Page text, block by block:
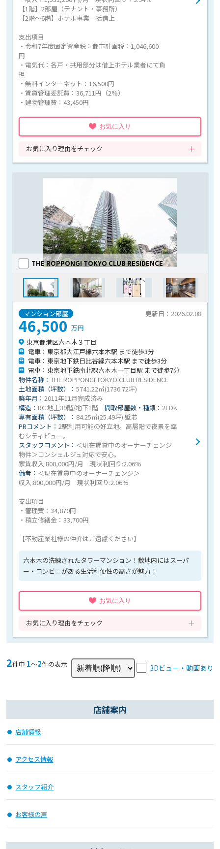
【1階】2部屋（テナント・事務所）
【2階〜6階】ホテル事業一括借上
支出項目
・令和7年度固定資産税：都市計画税：1,046,600
円
・電気代：各戸・共用部分は借上ホテル業者にて負
担
・無料インターネット：16,500円
・賃貸管理委託費：36,711円（2%）
・建物管理費：43,450円
お気に入り
お気に入り理由をチェック
マンション部屋
THE ROPPONGI TOKYO CLUB RESIDENCE
更新日：2026.02.08
46,500万円
東京都港区六本木３丁目
電車：東京都大江戸線六本木駅 まで徒歩3分
電車：東京地下鉄日比谷線六本木駅 まで徒歩3分
電車：東京地下鉄南北線六本木一丁目駅 まで徒歩7分
物件名称：THE ROPPONGI TOKYO CLUB RESIDENCE
土地面積（坪数）：5741.22㎡(1736.72坪)
築年月：2011年11月完成済み
構造：RC 地上39階/地下1階 間取部屋数・種類：2LDK
専有面積（坪数）： 84.25㎡(25.49坪) 壁芯
PRコメント：2駅利用可能の好立地。高層階で夜景を臨
むシティビュー。
スタッフコメント： ＜現在賃貸中のオーナーチェンジ
物件＞コンシェルジュ対応で安心。
家賃収入:800,000円/月 現状利回り:2.06%
備考： ＜現在賃貸中のオーナーチェンジ＞
収入:800,000円/月 現状利回り:2.06%
支出項目
・管理費：34,870円
・積立修繕金：33,700円
【不動産業社様の仲介はご遠慮ください】
六本木の洗練されたタワーマンション！敷地内にはスーパ
ー・コンビニがある生活利便性の高さが魅力！
お気に入り
お気に入り理由をチェック
2件中 1〜2件の表示 3Dビュー・動画あり
店舗案内
店舗情報
アクセス情報
スタッフ紹介
お客様の声